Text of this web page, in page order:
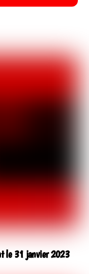
le 31 janvier 2023